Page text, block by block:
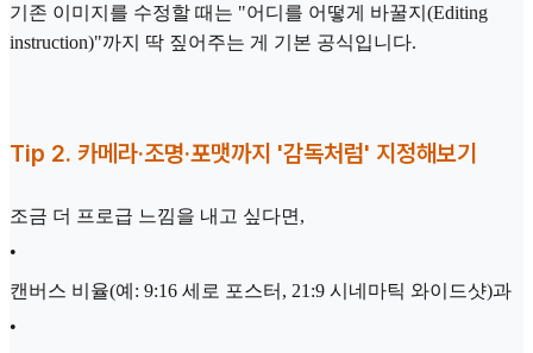
기존 이미지를 수정할 때는 "어디를 어떻게 바꿀지(Editing
instruction)"까지 딱 짚어주는 게 기본 공식입니다.
Tip 2. 카메라·조명·포맷까지 '감독처럼' 지정해보기
조금 더 프로급 느낌을 내고 싶다면,
•
캔버스 비율(예: 9:16 세로 포스터, 21:9 시네마틱 와이드샷)과
•